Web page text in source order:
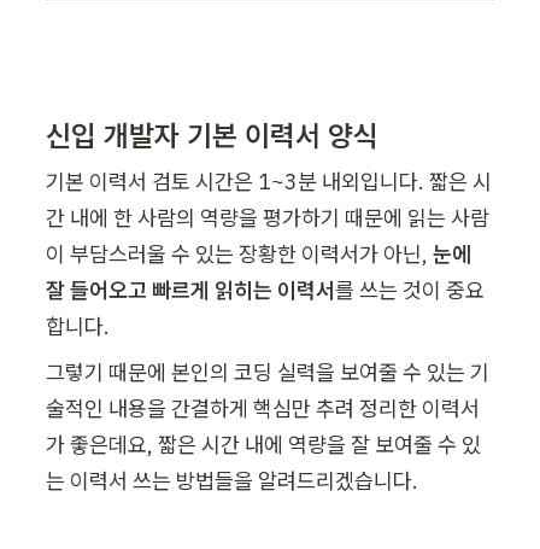
신입 개발자 기본 이력서 양식
기본 이력서 검토 시간은 1~3분 내외입니다. 짧은 시
간 내에 한 사람의 역량을 평가하기 때문에 읽는 사람
이 부담스러울 수 있는 장황한 이력서가 아닌, 눈에
잘 들어오고 빠르게 읽히는 이력서를 쓰는 것이 중요
합니다.
그렇기 때문에 본인의 코딩 실력을 보여줄 수 있는 기
술적인 내용을 간결하게 핵심만 추려 정리한 이력서
가 좋은데요, 짧은 시간 내에 역량을 잘 보여줄 수 있
는 이력서 쓰는 방법들을 알려드리겠습니다.